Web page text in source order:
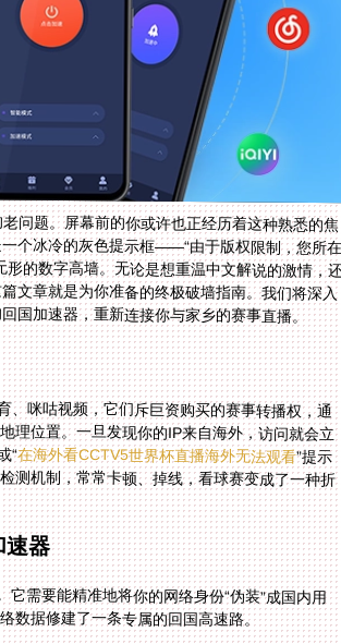
问题。屏幕前的你或许也正经历着这种熟悉的焦
个冰冷的灰色提示框——“由于版权限制，您所在
的数字高墙。无论是想重温中文解说的激情，还
文章就是为你准备的终极破墙指南。我们将深入
加速器，重新连接你与家乡的赛事直播。
、咪咕视频，它们斥巨资购买的赛事转播权，通
理位置。一旦发现你的IP来自海外，访问就会立
“在海外看CCTV5世界杯直播海外无法观看”提示
的根本原因。普通的VPN或许能改变IP，但面对流媒体平台日益精密的检测机制，常常卡顿、掉线，看球赛变成了一种折
速器
需要能精准地将你的网络身份“伪装”成国内用
数据修建了一条专属的回国高速路。